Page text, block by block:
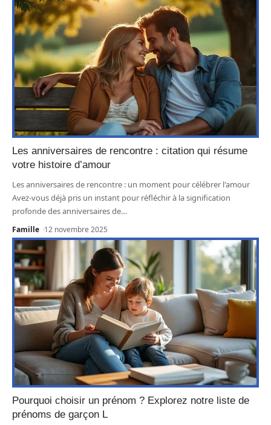
Les anniversaires de rencontre : citation qui résume
votre histoire d’amour
Les anniversaires de rencontre : un moment pour célébrer l'amour
Avez-vous déjà pris un instant pour réfléchir à la signification
profonde des anniversaires de…
Famille 12 novembre 2025
Pourquoi choisir un prénom ? Explorez notre liste de
prénoms de garçon L